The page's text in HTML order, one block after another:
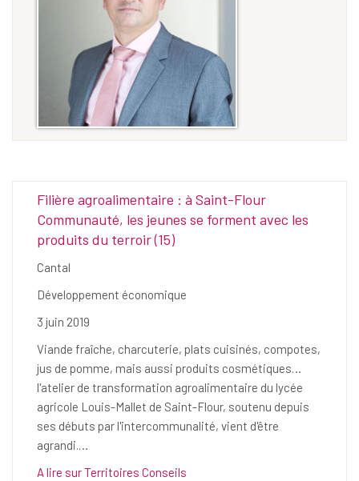
Filière agroalimentaire : à Saint-Flour
Communauté, les jeunes se forment avec les
produits du terroir (15)
Cantal
Développement économique
3 juin 2019
Viande fraîche, charcuterie, plats cuisinés, compotes,
jus de pomme, mais aussi produits cosmétiques…
l'atelier de transformation agroalimentaire du lycée
agricole Louis-Mallet de Saint-Flour, soutenu depuis
ses débuts par l'intercommunalité, vient d'être
agrandi.…
A lire sur Territoires Conseils